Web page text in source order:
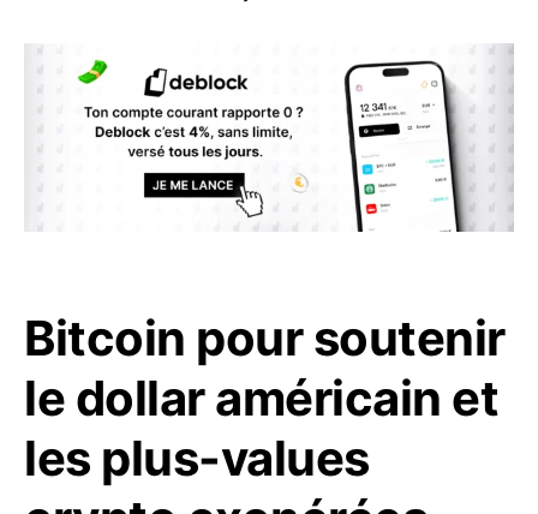
Bitcoin pour soutenir
le dollar américain et
les plus-values